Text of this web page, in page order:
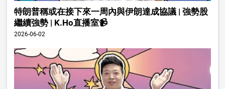
特朗普稱或在接下來一周內與伊朗達成協議 | 強勢股
繼續強勢 | K.Ho直播室📹
2026-06-02